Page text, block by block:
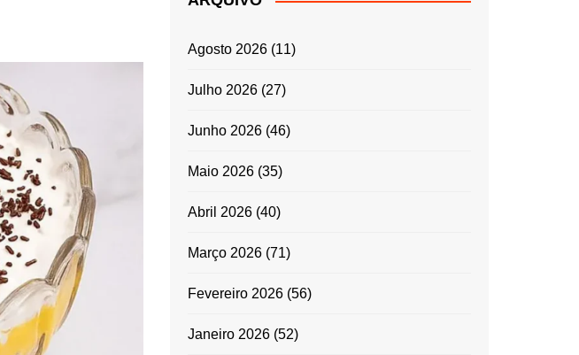
ENTRADAS E
GRATINADOS
MASSAS
TEMPEROS
MICRO-ONDAS
PORTUGUESA
Agosto 2026 (11)
Julho 2026 (27)
Junho 2026 (46)
Maio 2026 (35)
Abril 2026 (40)
Março 2026 (71)
Fevereiro 2026 (56)
Janeiro 2026 (52)